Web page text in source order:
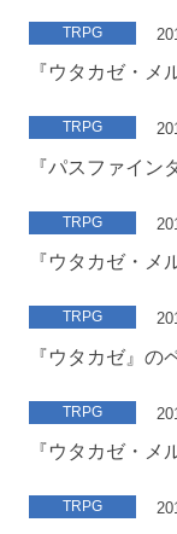
TRPG
『ウタカゼ・メ
TRPG
『パスファイン
TRPG
『ウタカゼ・メ
TRPG
『ウタカゼ』の
TRPG
『ウタカゼ・メ
TRPG